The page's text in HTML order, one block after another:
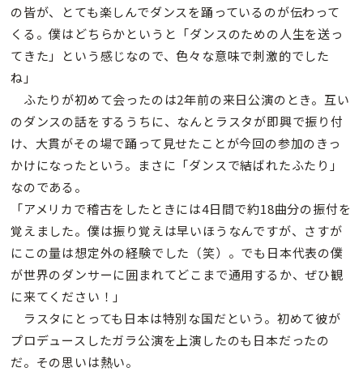
の皆が、とても楽しんでダンスを踊っているのが伝わって
くる。僕はどちらかというと「ダンスのための人生を送っ
てきた」という感じなので、色々な意味で刺激的でした
ね」
ふたりが初めて会ったのは2年前の来日公演のとき。互い
のダンスの話をするうちに、なんとラスタが即興で振り付
け、大貫がその場で踊って見せたことが今回の参加のきっ
かけになったという。まさに「ダンスで結ばれたふたり」
なのである。
「アメリカで稽古をしたときには4日間で約18曲分の振付を
覚えました。僕は振り覚えは早いほうなんですが、さすが
にこの量は想定外の経験でした（笑）。でも日本代表の僕
が世界のダンサーに囲まれてどこまで通用するか、ぜひ観
に来てください！」
ラスタにとっても日本は特別な国だという。初めて彼が
プロデュースしたガラ公演を上演したのも日本だったの
だ。その思いは熱い。